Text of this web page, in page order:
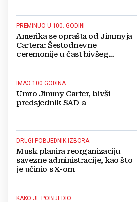
PREMINUO U 100. GODINI
Amerika se oprašta od Jimmyja
Cartera: Šestodnevne
ceremonije u čast bivšeg
IMAO 100 GODINA
Umro Jimmy Carter, bivši
predsjednik SAD-a
DRUGI POBJEDNIK IZBORA
Musk planira reorganizaciju
savezne administracije, kao što
je učinio s X-om
KAKO JE POBIJEDIO